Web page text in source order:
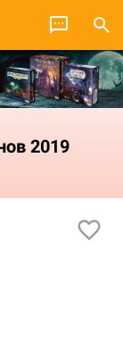
2019